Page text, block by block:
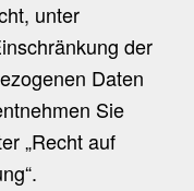
unter
der
Daten
Sie
„Recht auf